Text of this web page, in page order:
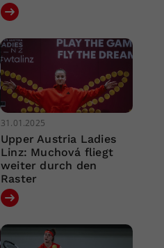
31.01.2025
Upper Austria Ladies
Linz: Muchová fliegt
weiter durch den
Raster